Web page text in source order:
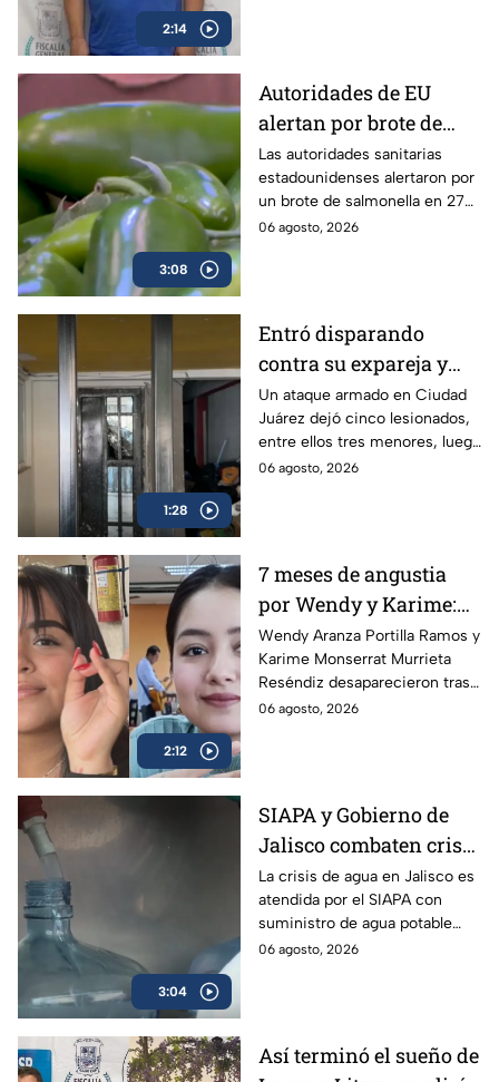
2:14
3:08
Autoridades de EU
alertan por brote de
Salmonella en cultivos
de jalapeño en México
Las autoridades sanitarias
estadounidenses alertaron por
un brote de salmonella en 27
estados vinculados a el chile
06 agosto, 2026
1:28
Entró disparando
contra su expareja y
sus hijos: Ataque
armado conmociona a
Ciudad Juárez
Un ataque armado en Ciudad
Juárez dejó cinco lesionados,
entre ellos tres menores, luego
de que un exesposo
06 agosto, 2026
2:12
7 meses de angustia
por Wendy y Karime:
desaparecieron tras
acudir a funeral de
reportero en Veracruz
Wendy Aranza Portilla Ramos y
Karime Monserrat Murrieta
Reséndiz desaparecieron tras
asistir al funeral del reportero
06 agosto, 2026
3:04
SIAPA y Gobierno de
Jalisco combaten crisis
de agua y llevan
suministro potable
gratuito a colonias
afectadas
La crisis de agua en Jalisco es
atendida por el SIAPA con
suministro de agua potable
gratuito, nuevas obras de
06 agosto, 2026
Así terminó el sueño de